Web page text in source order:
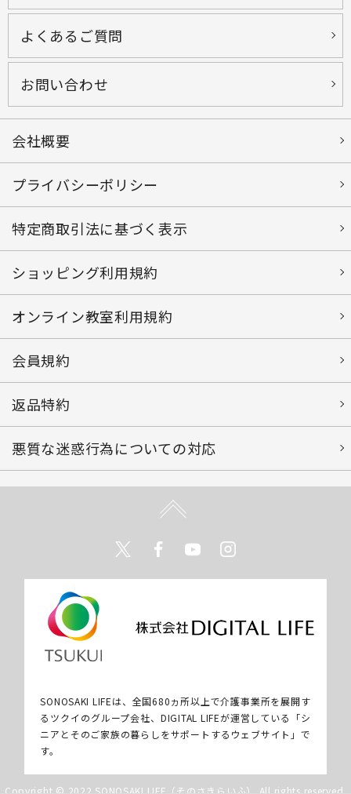
よくあるご質問
お問い合わせ
会社概要
プライバシーポリシー
特定商取引法に基づく表示
ショッピング利用規約
オンライン教室利用規約
会員規約
返品特約
悪質な迷惑行為についての対応
TwitterFacebookYoutube
SONOSAKI LIFEは、全国680ヵ所以上で介護事業所を展開す
るツクイのグループ会社、DIGITAL LIFEが運営している「シ
ニアとそのご家族の暮らしをサポートするウェブサイト」で
す。
Copyright © 2022 SONOSAKI LIFE（そのさきらいふ） All rights reserved.